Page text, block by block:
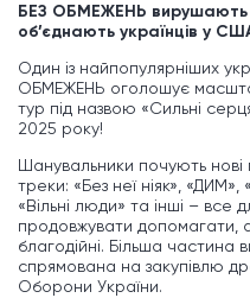
БЕЗ ОБМЕЖЕНЬ вирушають
об’єднають українців у
Один із найпопулярніших
ОБМЕЖЕНЬ оголошує
тур під назвою «Сильні
2025 року!
Шанувальники почують нові
треки: «Без неї ніяк», «ДИМ»,
«Вільні люди» та інші – все
продовжувати допомагати,
благодійні. Більша частина
спрямована на закупівлю
Оборони України.